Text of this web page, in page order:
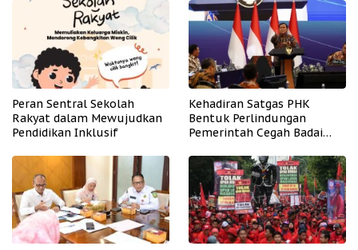
Peran Sentral Sekolah
Rakyat dalam Mewujudkan
Pendidikan Inklusif
Kehadiran Satgas PHK
Bentuk Perlindungan
Pemerintah Cegah Badai